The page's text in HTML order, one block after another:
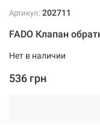
Артикул: 202711
FADO Клапан
Нет в наличии
536 грн